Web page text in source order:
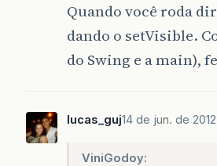
Quando você roda
dando o setVisible.
do Swing e a main),
lucas_guj14 de jun. de 2012
ViniGodoy: